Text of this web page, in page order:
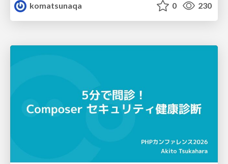
komatsunaqa
0 230